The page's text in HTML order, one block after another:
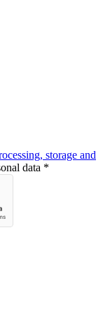
storage and
data *